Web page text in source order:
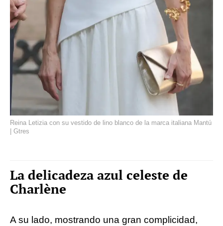
Reina Letizia con su vestido de lino blanco de la marca italiana Mantú
| Gtres
La delicadeza azul celeste de
Charlène
A su lado, mostrando una gran complicidad,